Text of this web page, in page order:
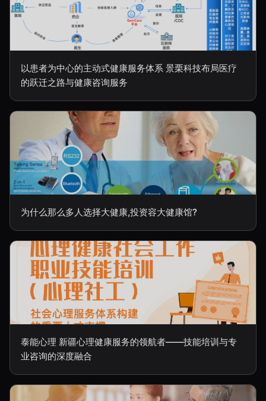
以患者为中心的主动式健康服务体系 景栗科技布局医疗
的跃迁之路与健康咨询服务
为什么那么多人选择大健康,投资容大健康馆?
泰能心理 新疆心理健康服务的领航者——技能培训与专
业咨询的深度融合